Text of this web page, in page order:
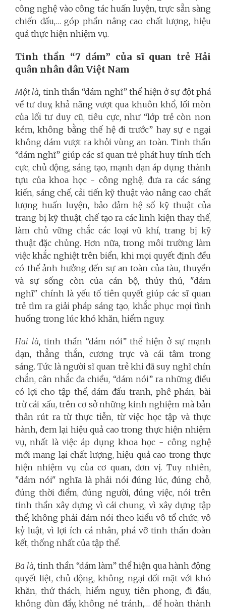
công nghệ vào công tác huấn luyện, trực sẵn sàng
chiến đấu,… góp phần nâng cao chất lượng, hiệu
quả thực hiện nhiệm vụ.
Tinh thần “7 dám” của sĩ quan trẻ Hải
quân nhân dân Việt Nam
Một là, tinh thần “dám nghĩ” thể hiện ở sự đột phá
về tư duy, khả năng vượt qua khuôn khổ, lối mòn
của lối tư duy cũ, tiêu cực, như “lớp trẻ còn non
kém, không bằng thế hệ đi trước” hay sự e ngại
không dám vượt ra khỏi vùng an toàn. Tinh thần
“dám nghĩ” giúp các sĩ quan trẻ phát huy tính tích
cực, chủ động, sáng tạo, mạnh dạn áp dụng thành
tựu của khoa học - công nghệ, đưa ra các sáng
kiến, sáng chế, cải tiến kỹ thuật vào nâng cao chất
lượng huấn luyện, bảo đảm hệ số kỹ thuật của
trang bị kỹ thuật, chế tạo ra các linh kiện thay thế,
làm chủ vững chắc các loại vũ khí, trang bị kỹ
thuật đặc chủng. Hơn nữa, trong môi trường làm
việc khắc nghiệt trên biển, khi mọi quyết định đều
có thể ảnh hưởng đến sự an toàn của tàu, thuyền
và sự sống còn của cán bộ, thủy thủ, "dám
nghĩ" chính là yếu tố tiên quyết giúp các sĩ quan
trẻ tìm ra giải pháp sáng tạo, khắc phục mọi tình
huống trong lúc khó khăn, hiểm nguy.
Hai là, tinh thần “dám nói” thể hiện ở sự mạnh
dạn, thẳng thắn, cương trực và cái tâm trong
sáng. Tức là người sĩ quan trẻ khi đã suy nghĩ chín
chắn, cân nhắc đa chiều, “dám nói” ra những điều
có lợi cho tập thể, dám đấu tranh, phê phán, bài
trừ cái xấu, trên cơ sở những kinh nghiệm mà bản
thân rút ra từ thực tiễn, từ việc học tập và thực
hành, đem lại hiệu quả cao trong thực hiện nhiệm
vụ, nhất là việc áp dụng khoa học - công nghệ
mới mang lại chất lượng, hiệu quả cao trong thực
hiện nhiệm vụ của cơ quan, đơn vị. Tuy nhiên,
"dám nói" nghĩa là phải nói đúng lúc, đúng chỗ,
đúng thời điểm, đúng người, đúng việc, nói trên
tinh thần xây dựng vì cái chung, vì xây dựng tập
thể; không phải dám nói theo kiểu vô tổ chức, vô
kỷ luật, vì lợi ích cá nhân, phá vỡ tinh thần đoàn
kết, thống nhất của tập thể.
Ba là, tinh thần “dám làm” thể hiện qua hành động
quyết liệt, chủ động, không ngại đối mặt với khó
khăn, thử thách, hiểm nguy, tiên phong, đi đầu,
không đùn đẩy, không né tránh,… để hoàn thành